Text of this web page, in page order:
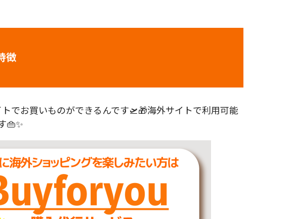
徴
でお買いものができるんです🛫🎁海外サイトで利用可能
👜✨